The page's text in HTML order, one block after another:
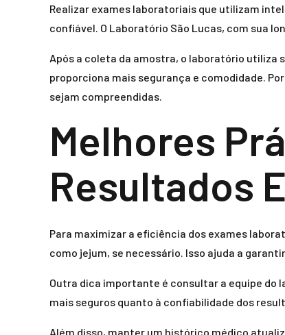
Realizar exames laboratoriais que utilizam
confiável. O Laboratório São Lucas, com sua
Após a coleta da amostra, o laboratório utiliza
proporciona mais segurança e comodidade.
sejam compreendidas.
Melhores
Resultados
Para maximizar a eficiência dos exames
como jejum, se necessário. Isso ajuda a
Outra dica importante é consultar a equipe do
mais seguros quanto à confiabilidade dos
Além disso, manter um histórico médico